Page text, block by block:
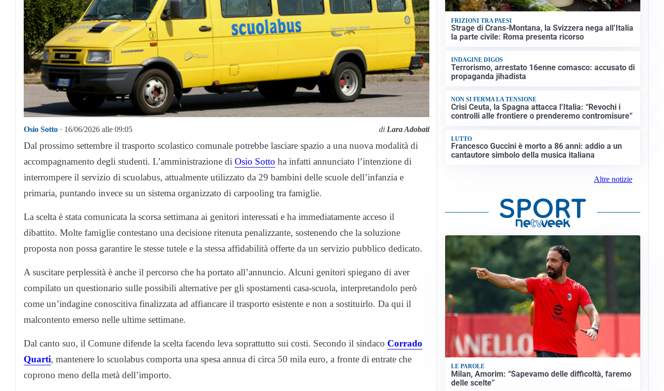
Osio Sotto · 16/06/2026 alle 09:05 di Lara Adobati
Dal prossimo settembre il trasporto scolastico comunale potrebbe lasciare spazio a una nuova modalità di
accompagnamento degli studenti. L’amministrazione di Osio Sotto ha infatti annunciato l’intenzione di
interrompere il servizio di scuolabus, attualmente utilizzato da 29 bambini delle scuole dell’infanzia e
primaria, puntando invece su un sistema organizzato di carpooling tra famiglie.
La scelta è stata comunicata la scorsa settimana ai genitori interessati e ha immediatamente acceso il
dibattito. Molte famiglie contestano una decisione ritenuta penalizzante, sostenendo che la soluzione
proposta non possa garantire le stesse tutele e la stessa affidabilità offerte da un servizio pubblico dedicato.
A suscitare perplessità è anche il percorso che ha portato all’annuncio. Alcuni genitori spiegano di aver
compilato un questionario sulle possibili alternative per gli spostamenti casa-scuola, interpretandolo però
come un’indagine conoscitiva finalizzata ad affiancare il trasporto esistente e non a sostituirlo. Da qui il
malcontento emerso nelle ultime settimane.
Dal canto suo, il Comune difende la scelta facendo leva soprattutto sui costi. Secondo il sindaco Corrado
Quarti, mantenere lo scuolabus comporta una spesa annua di circa 50 mila euro, a fronte di entrate che
coprono meno della metà dell’importo.
FRIZIONI TRA PAESI
Strage di Crans-Montana, la Svizzera nega all’Italia
la parte civile: Roma presenta ricorso
INDAGINE DIGOS
Terrorismo, arrestato 16enne comasco: accusato di
propaganda jihadista
NON SI FERMA LA TENSIONE
Crisi Ceuta, la Spagna attacca l’Italia: “Revochi i
controlli alle frontiere o prenderemo contromisure”
LUTTO
Francesco Guccini è morto a 86 anni: addio a un
cantautore simbolo della musica italiana
Altre notizie
LE PAROLE
Milan, Amorim: “Sapevamo delle difficoltà, faremo
delle scelte”